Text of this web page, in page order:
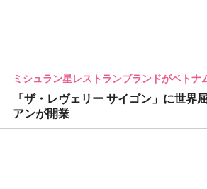
ミシュラン星レストランブランドがベトナ
「ザ・レヴェリー サイゴン」に世界
アンが開業